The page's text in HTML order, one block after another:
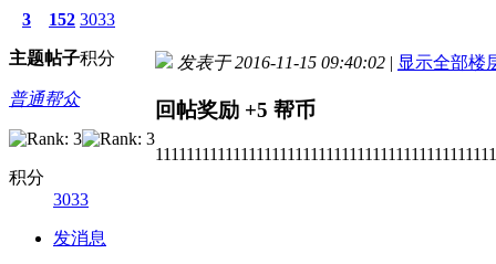
3
主题
152
帖子
3033
积分
普通帮众
积分
3033
发消息
发表于 2016-11-15 09:40:02 | 显示全部楼
回帖奖励 +5 帮币
11111111111111111111111111111111111111111111